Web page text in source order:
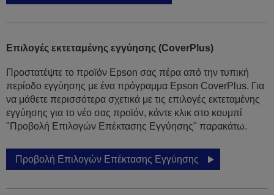
Επιλογές εκτεταμένης εγγύησης (CoverPlus)
Προστατέψτε το προϊόν Epson σας πέρα από την τυπική
περίοδο εγγύησης με ένα πρόγραμμα Epson CoverPlus. Για
να μάθετε περισσότερα σχετικά με τις επιλογές εκτεταμένης
εγγύησης για το νέο σας προϊόν, κάντε κλικ στο κουμπί
"Προβολή Επιλογών Επέκτασης Εγγύησης" παρακάτω.
Προβολή Επιλογών Επέκτασης Εγγύησης